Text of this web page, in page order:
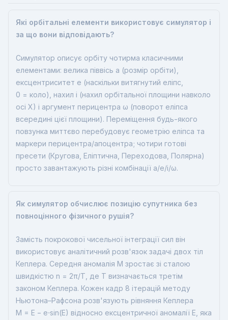
Які орбітальні елементи використовує симулятор і
за що вони відповідають?
Симулятор описує орбіту чотирма класичними
елементами: велика піввісь a (розмір орбіти),
ексцентриситет e (наскільки витягнутий еліпс,
0 = коло), нахил i (нахил орбітальної площини навколо
осі X) і аргумент перицентра ω (поворот еліпса
всередині цієї площини). Переміщення будь-якого
повзунка миттєво перебудовує геометрію еліпса та
маркери перицентра/апоцентра; чотири готові
пресети (Кругова, Еліптична, Переходова, Полярна)
просто завантажують різні комбінації a/e/i/ω.
Як симулятор обчислює позицію супутника без
повноцінного фізичного рушія?
Замість покрокової чисельної інтеграції сил він
використовує аналітичний розв'язок задачі двох тіл
Кеплера. Середня аномалія M зростає зі сталою
швидкістю n = 2π/T, де T визначається третім
законом Кеплера. Кожен кадр 8 ітерацій методу
Ньютона–Рафсона розв'язують рівняння Кеплера
M = E − e⋅sin(E) відносно ексцентричної аномалії E, яка